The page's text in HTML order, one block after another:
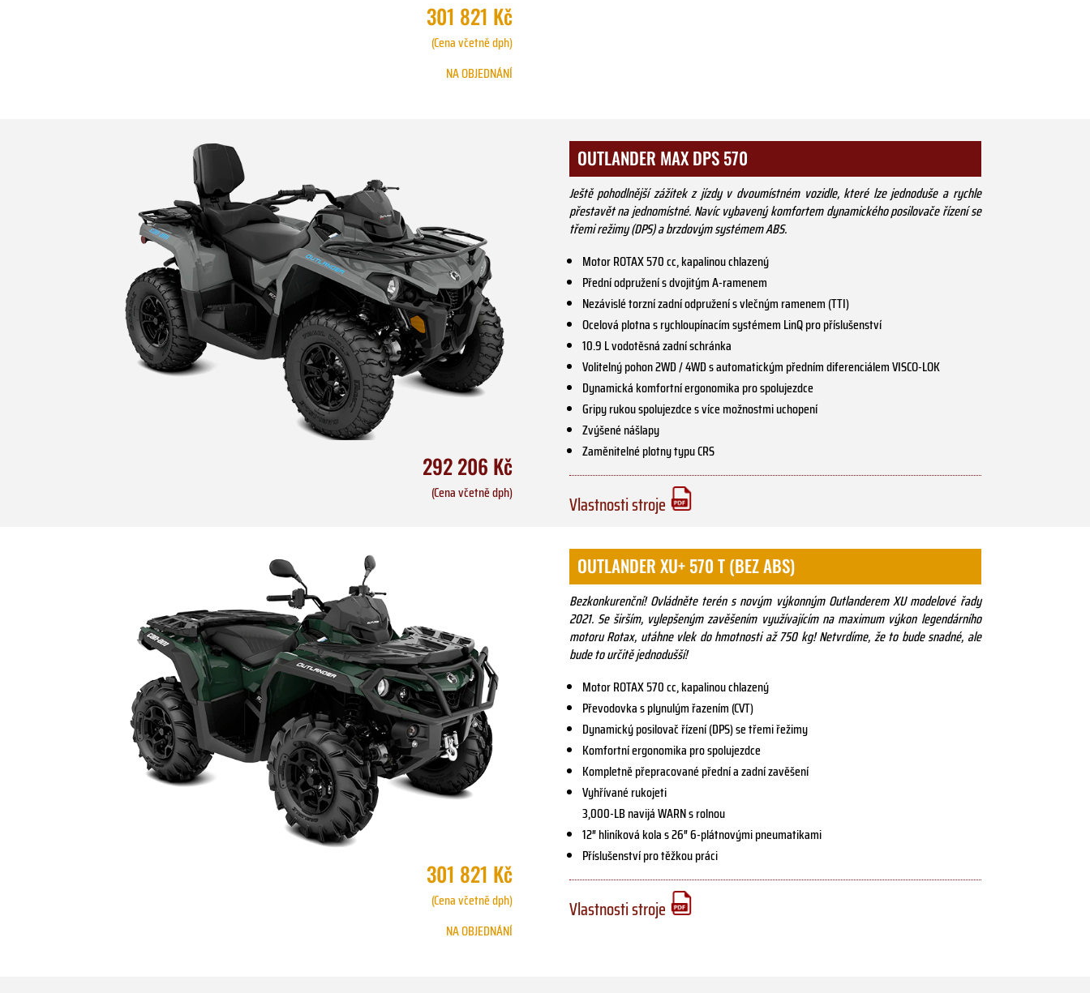
301 821 Kč
(Cena včetně dph)
NA OBJEDNÁNÍ
292 206 Kč
(Cena včetně dph)
OUTLANDER MAX DPS 570
Ještě pohodlnější zážitek z jízdy v dvoumístném vozidle, které lze jednoduše a rychle
přestavět na jednomístné. Navíc vybavený komfortem dynamického posilovače řízení se
třemi režimy (DPS) a brzdovým systémem ABS.
Motor ROTAX 570 cc, kapalinou chlazený
Přední odpružení s dvojitým A-ramenem
Nezávislé torzní zadní odpružení s vlečným ramenem (TTI)
Ocelová plotna s rychloupínacím systémem LinQ pro příslušenství
10.9 L vodotěsná zadní schránka
Volitelný pohon 2WD / 4WD s automatickým předním diferenciálem VISCO-LOK
Dynamická komfortní ergonomika pro spolujezdce
Gripy rukou spolujezdce s více možnostmi uchopení
Zvýšené nášlapy
Zaměnitelné plotny typu CRS
Vlastnosti stroje
301 821 Kč
(Cena včetně dph)
NA OBJEDNÁNÍ
OUTLANDER XU+ 570 T (BEZ ABS)
Bezkonkurenční! Ovládněte terén s novým výkonným Outlanderem XU modelové řady
2021. Se širším, vylepšeným zavěšením využívajícím na maximum výkon legendárního
motoru Rotax, utáhne vlek do hmotnosti až 750 kg! Netvrdíme, že to bude snadné, ale
bude to určitě jednodušší!
Motor ROTAX 570 cc, kapalinou chlazený
Převodovka s plynulým řazením (CVT)
Dynamický posilovač řízení (DPS) se třemi řežimy
Komfortní ergonomika pro spolujezdce
Kompletně přepracované přední a zadní zavěšení
Vyhřívané rukojeti
3,000-LB navijá WARN s rolnou
12″ hliníková kola s 26″ 6-plátnovými pneumatikami
Příslušenství pro těžkou práci
Vlastnosti stroje